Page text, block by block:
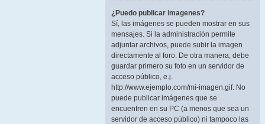
¿Puedo publicar imagenes?
Sí, las imágenes se pueden mostrar en sus
mensajes. Si la administración permite
adjuntar archivos, puede subir la imagen
directamente al foro. De otra manera, debe
guardar primero su foto en un servidor de
acceso público, e.j.
http://www.ejemplo.com/mi-imagen.gif. No
puede publicar imágenes que se
encuentren en su PC (a menos que sea un
servidor de acceso público) ni tampoco las